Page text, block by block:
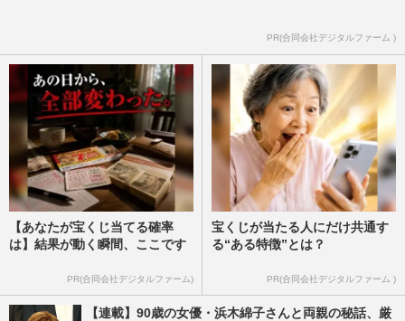
PR(合同会社デジタルファーム )
【あなたが宝くじ当てる確率
は】結果が動く瞬間、ここです
PR(合同会社デジタルファーム)
宝くじが当たる人にだけ共通す
る“ある特徴”とは？
PR(合同会社デジタルファーム )
【連載】90歳の女優・浜木綿子さんと両親の秘話、厳